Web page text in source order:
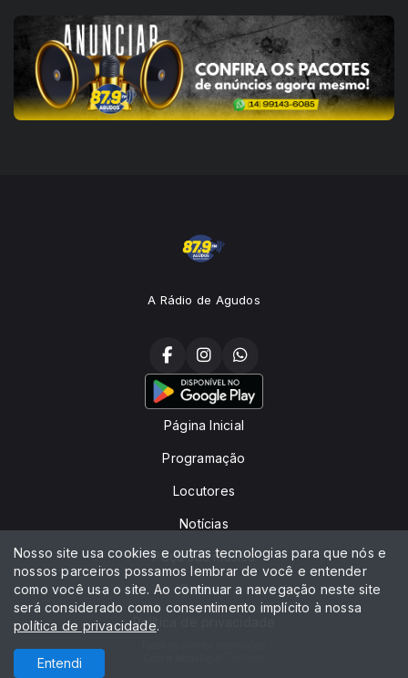
A Rádio de Agudos
Página Inicial
Programação
Locutores
Notícias
Peça sua música
Contato
Política de privacidade
Nosso site usa cookies e outras tecnologias para que nós e
nossos parceiros possamos lembrar de você e entender
como você usa o site. Ao continuar a navegação neste site
será considerado como consentimento implícito à nossa
política de privacidade.
Entendi